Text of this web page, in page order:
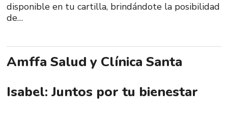
disponible en tu cartilla, brindándote la posibilidad
de…
Amffa Salud y Clínica Santa
Isabel: Juntos por tu bienestar